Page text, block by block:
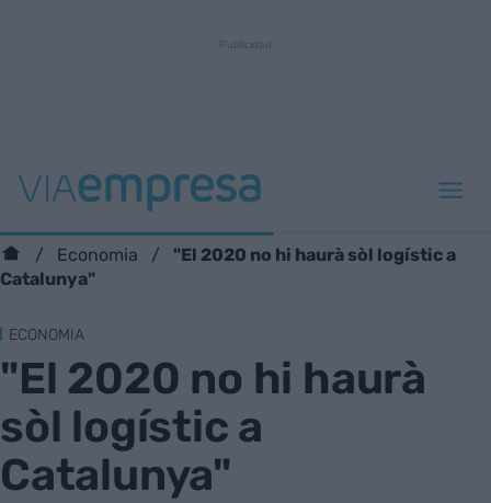
Economia
"El 2020 no hi haurà sòl logístic a
Catalunya"
ECONOMIA
"El 2020 no hi haurà
sòl logístic a
Catalunya"